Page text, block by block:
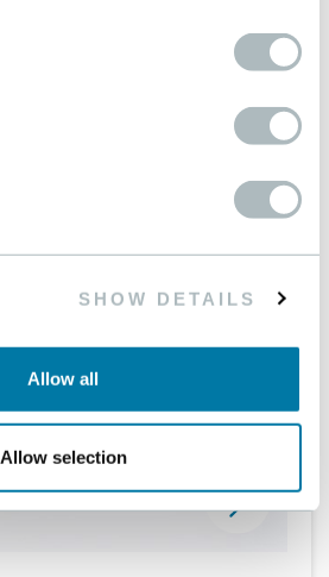
SHOW DETAILS
Allow all
Allow selection